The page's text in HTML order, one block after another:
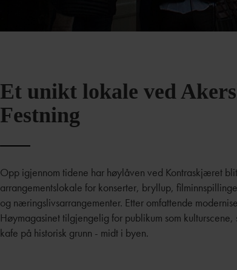
Et unikt lokale ved
Festning
Opp igjennom tidene har høylåven ved Kontraskjæret
arrangementslokale for konserter, bryllup,
og næringslivsarrangementer. Etter omfattende
Høymagasinet tilgjengelig for publikum som
kafe på historisk grunn - midt i byen.